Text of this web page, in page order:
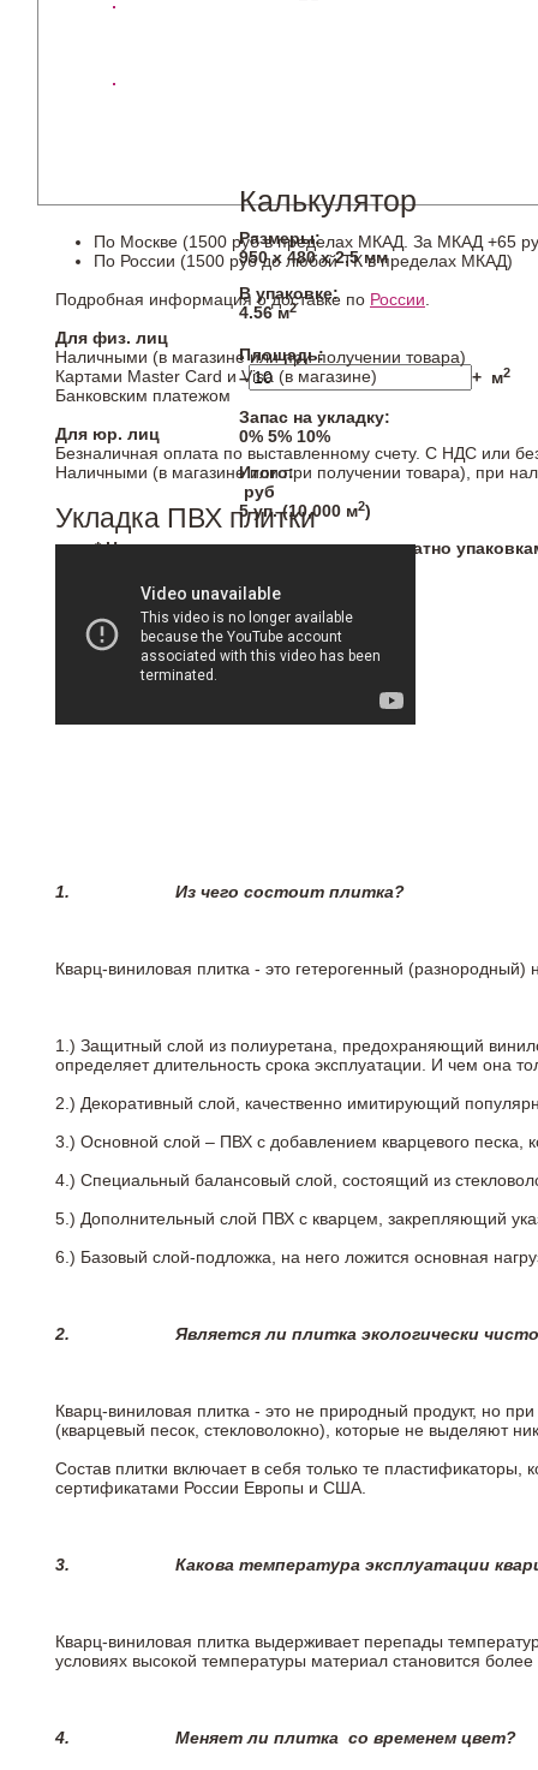
Калькулятор
Размеры:
950 х 480 х 2,5 мм
В упаковке:
4.56 м2
Площадь:
–
+ м2
Запас на укладку:
0% 5% 10%
Итого:
руб
5уп. (10,000 м2)
* Напольные покрытия продаются кратно
По Москве (1500 руб в пределах МКАД. За МКАД +65
По России (1500 руб до любой ТК в пределах МКАД)
Подробная информация о доставке по России.
Для физ. лиц
Наличными (в магазине или при получении товара)
Картами Master Card и Visa (в магазине)
Банковским платежом
Для юр. лиц
Безналичная оплата по выставленному счету. С НДС или
Наличными (в магазине или при получении товара), при
Укладка ПВХ плитки
1. Из чего состоит плитка?
Кварц-виниловая плитка - это гетерогенный
1.) Защитный слой из полиуретана, предохраняющий
определяет длительность срока эксплуатации. И чем она
2.) Декоративный слой, качественно имитирующий
3.) Основной слой – ПВХ с добавлением кварцевого песка,
4.) Специальный балансовый слой, состоящий из
5.) Дополнительный слой ПВХ с кварцем, закрепляющий
6.) Базовый слой-подложка, на него ложится основная
2. Является ли плитка экологически
Кварц-виниловая плитка - это не природный продукт, но
(кварцевый песок, стекловолокно), которые не выделяют
Состав плитки включает в себя только те
сертификатами России Европы и США.
3. Какова температура эксплуатации
Кварц-виниловая плитка выдерживает перепады
условиях высокой температуры материал становится
4. Меняет ли плитка со временем цвет?